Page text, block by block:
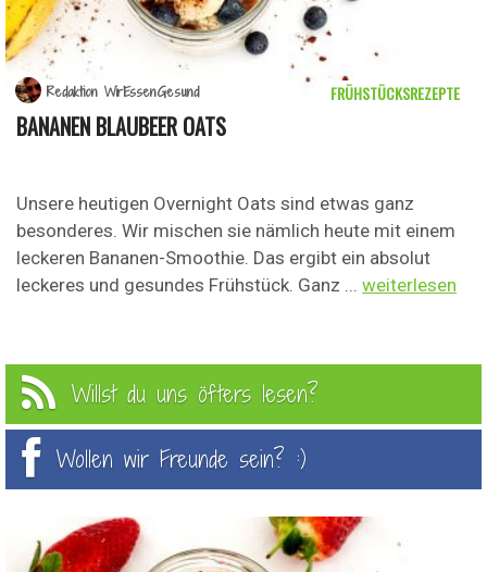
BANANEN BLAUBEER OATS
Unsere heutigen Overnight Oats sind etwas ganz
besonderes. Wir mischen sie nämlich heute mit einem
leckeren Bananen-Smoothie. Das ergibt ein absolut
leckeres und gesundes Frühstück. Ganz ... weiterlesen
FRÜHSTÜCKSREZEPTE
Redaktion WirEssenGesund
Willst du uns öfters lesen?
Wollen wir Freunde sein? :)